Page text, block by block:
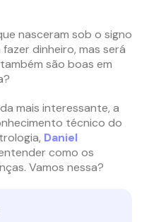
nasceram sob o signo
dinheiro, mas será
são boas em
mais interessante, a
técnico do
Daniel
como os
Vamos nessa?